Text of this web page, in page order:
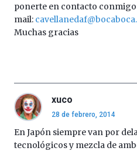
ponerte en contacto conmigo
mail:
Muchas gracias
xuco
28 de febrero, 2014
En Japón siempre van por
tecnológicos y mezcla de